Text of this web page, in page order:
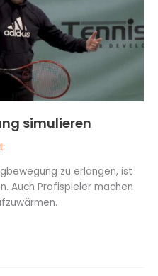
simulieren
zu erlangen, ist
Auch Profispieler machen